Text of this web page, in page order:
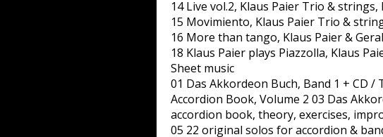
14 Live vol.2, Klaus Paier Trio & strings,
15 Movimiento, Klaus Paier Trio &
16 More than tango, Klaus Paier &
18 Klaus Paier plays Piazzolla, Klaus
Sheet music
01 Das Akkordeon Buch, Band 1 + CD
Accordion Book, Volume 2 03 Das
accordion book, theory, exercises,
05 22 original solos for accordion &